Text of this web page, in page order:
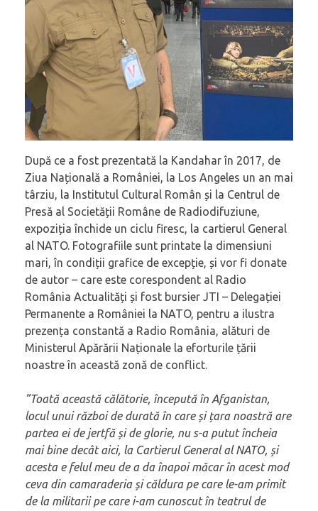
După ce a fost prezentată la Kandahar în 2017, de
Ziua Națională a României, la Los Angeles un an mai
târziu, la Institutul Cultural Român și la Centrul de
Presă al Societății Române de Radiodifuziune,
expoziția închide un ciclu firesc, la cartierul General
al NATO. Fotografiile sunt printate la dimensiuni
mari, în condiții grafice de excepție, și vor fi donate
de autor – care este corespondent al Radio
România Actualități și fost bursier JTI – Delegației
Permanente a României la NATO, pentru a ilustra
prezența constantă a Radio România, alături de
Ministerul Apărării Naționale la eforturile țării
noastre în această zonă de conflict.
”Toată această călătorie, începută în Afganistan,
locul unui război de durată în care și țara noastră are
partea ei de jertfă și de glorie, nu s-a putut încheia
mai bine decât aici, la Cartierul General al NATO, și
acesta e felul meu de a da înapoi măcar în acest mod
ceva din camaraderia și căldura pe care le-am primit
de la militarii pe care i-am cunoscut în teatrul de